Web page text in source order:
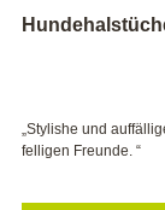
im eigenen